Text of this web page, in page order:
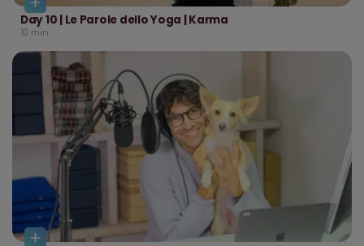
Day 10 | Le Parole dello Yoga | Karma
10 min